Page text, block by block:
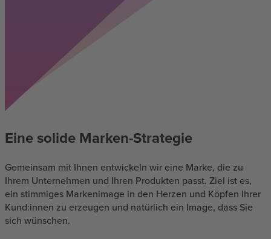
Eine solide Marken-Strategie
Gemeinsam mit Ihnen entwickeln wir eine Marke, die zu
Ihrem Unternehmen und Ihren Produkten passt. Ziel ist es,
ein stimmiges Markenimage in den Herzen und Köpfen Ihrer
Kund:innen zu erzeugen und natürlich ein Image, dass Sie
sich wünschen.